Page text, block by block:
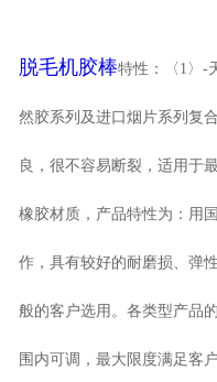
脱毛机胶棒特性：〈1〉-
然胶系列及进口烟片系列复
良，很不容易断裂，适用于
橡胶材质，产品特性为：用
作，具有较好的耐磨损、弹
般的客户选用。各类型产品
围内可调，最大限度满足客户